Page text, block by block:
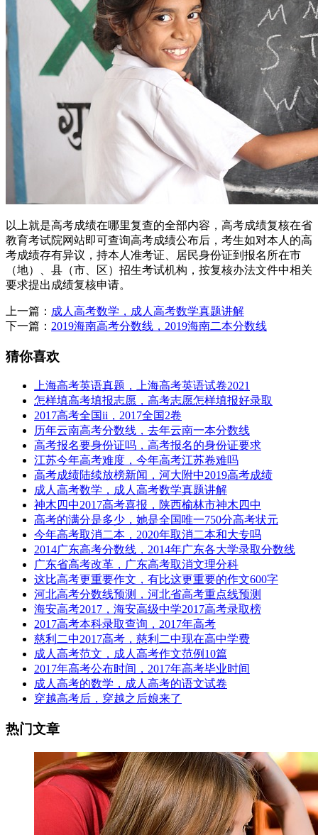
以上就是高考成绩在哪里复查的全部内容，高考成绩复核在省
教育考试院网站即可查询高考成绩公布后，考生如对本人的高
考成绩存有异议，持本人准考证、居民身份证到报名所在市
（地）、县（市、区）招生考试机构，按复核办法文件中相关
要求提出成绩复核申请。
上一篇： 成人高考数学，成人高考数学真题讲解
下一篇： 2019海南高考分数线，2019海南二本分数线
猜你喜欢
上海高考英语真题，上海高考英语试卷2021
怎样填高考填报志愿，高考志愿怎样填报好录取
2017高考全国ii，2017全国2卷
历年云南高考分数线，去年云南一本分数线
高考报名要身份证吗，高考报名的身份证要求
江苏今年高考难度，今年高考江苏卷难吗
高考成绩陆续放榜新闻，河大附中2019高考成绩
成人高考数学，成人高考数学真题讲解
神木四中2017高考喜报，陕西榆林市神木四中
高考的满分是多少，她是全国唯一750分高考状元
今年高考取消二本，2020年取消二本和大专吗
2014广东高考分数线，2014年广东各大学录取分数线
广东省高考改革，广东高考取消文理分科
这比高考更重要作文，有比这更重要的作文600字
河北高考分数线预测，河北省高考重点线预测
海安高考2017，海安高级中学2017高考录取榜
2017高考本科录取查询，2017年高考
慈利二中2017高考，慈利二中现在高中学费
成人高考范文，成人高考作文范例10篇
2017年高考公布时间，2017年高考毕业时间
成人高考的数学，成人高考的语文试卷
穿越高考后，穿越之后娘来了
热门文章